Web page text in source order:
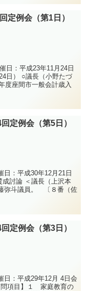
定例会（第1日）
日：平成23年11月24日
日） ○議長（小野たづ
座間市一般会計歳入
定例会（第5日）
：平成30年12月21日
成討論 ＜議長（上沢本
弥斗議員。 〔８番（佐
定例会（第3日）
：平成29年12月 4日会
問項目】１ 家庭教育の